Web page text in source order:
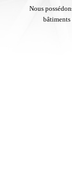
Nous
bâtiments